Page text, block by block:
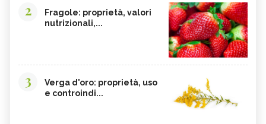
2
Fragole: proprietà, valori
nutrizionali,...
3
Verga d'oro: proprietà, uso
e controindi...